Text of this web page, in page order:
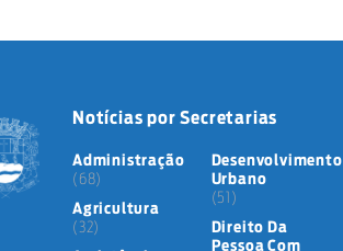
Notícias por Secretarias
Administração
(68)
Agricultura
(32)
Desenvolvimento
Urbano
(51)
Direito Da
Pessoa Com